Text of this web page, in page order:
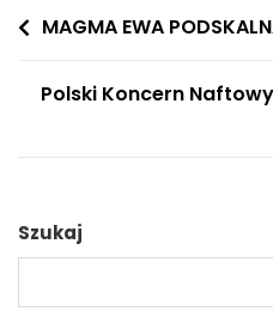
Nawigacja
MAGMA EWA
Polski Koncern Naftowy
Szukaj